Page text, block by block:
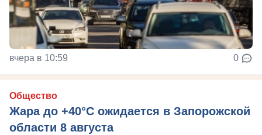
вчера в 10:59 0
Общество
Жара до +40°С ожидается в Запорожской
области 8 августа